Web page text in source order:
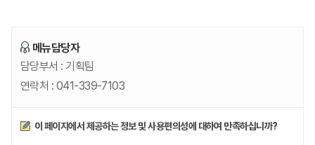
메뉴담당자
담당부서 : 기획팀
연락처 : 041-339-7103
만족도조사
이 페이지에서 제공하는 정보 및 사용편의성에 대하여 만족하십니까?